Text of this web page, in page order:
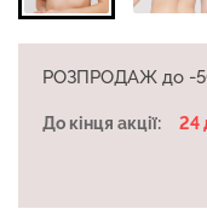
РОЗПРОДАЖ до -
До кінця акції: 24
LEGGINGS (чорний)